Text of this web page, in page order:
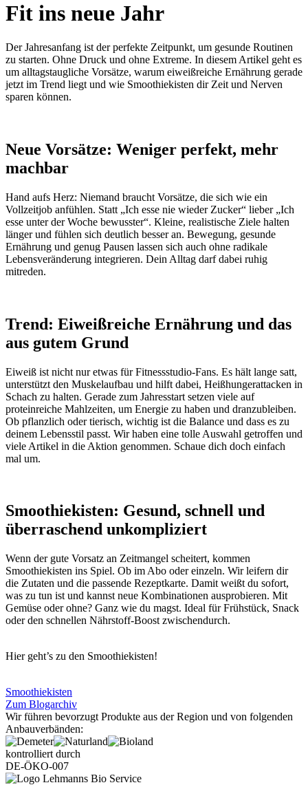
Fit ins neue Jahr
Der Jahresanfang ist der perfekte Zeitpunkt, um gesunde Routinen
zu starten. Ohne Druck und ohne Extreme. In diesem Artikel geht es
um alltagstaugliche Vorsätze, warum eiweißreiche Ernährung gerade
jetzt im Trend liegt und wie Smoothiekisten dir Zeit und Nerven
sparen können.
Neue Vorsätze: Weniger perfekt, mehr
machbar
Hand aufs Herz: Niemand braucht Vorsätze, die sich wie ein
Vollzeitjob anfühlen. Statt „Ich esse nie wieder Zucker“ lieber „Ich
esse unter der Woche bewusster“. Kleine, realistische Ziele halten
länger und fühlen sich deutlich besser an. Bewegung, gesunde
Ernährung und genug Pausen lassen sich auch ohne radikale
Lebensveränderung integrieren. Dein Alltag darf dabei ruhig
mitreden.
Trend: Eiweißreiche Ernährung und das
aus gutem Grund
Eiweiß ist nicht nur etwas für Fitnessstudio-Fans. Es hält lange satt,
unterstützt den Muskelaufbau und hilft dabei, Heißhungerattacken in
Schach zu halten. Gerade zum Jahresstart setzen viele auf
proteinreiche Mahlzeiten, um Energie zu haben und dranzubleiben.
Ob pflanzlich oder tierisch, wichtig ist die Balance und dass es zu
deinem Lebensstil passt. Wir haben eine tolle Auswahl getroffen und
viele Artikel in die Aktion genommen. Schaue dich doch einfach
mal um.
Smoothiekisten: Gesund, schnell und
überraschend unkompliziert
Wenn der gute Vorsatz an Zeitmangel scheitert, kommen
Smoothiekisten ins Spiel. Ob im Abo oder einzeln. Wir leifern dir
die Zutaten und die passende Rezeptkarte. Damit weißt du sofort,
was zu tun ist und kannst neue Kombinationen ausprobieren. Mit
Gemüse oder ohne? Ganz wie du magst. Ideal für Frühstück, Snack
oder den schnellen Nährstoff-Boost zwischendurch.
Hier geht’s zu den Smoothiekisten!
Smoothiekisten
Zum Blogarchiv
Wir führen bevorzugt Produkte aus der Region und von folgenden
Anbauverbänden:
kontrolliert durch
DE-ÖKO-007